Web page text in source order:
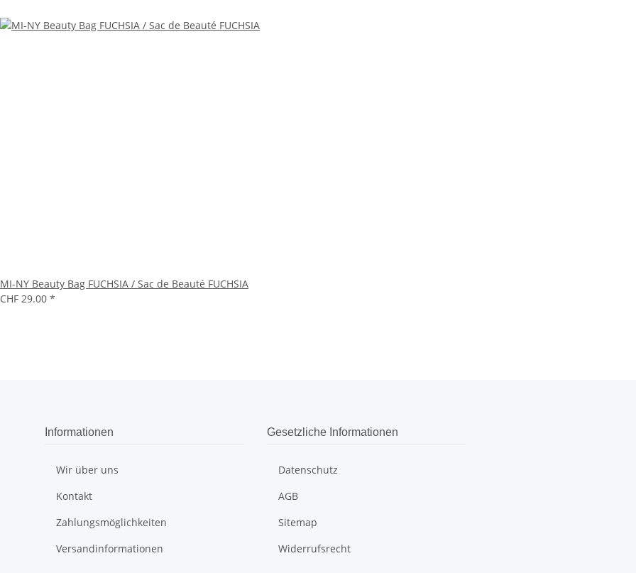
MI-NY Beauty Bag FUCHSIA / Sac de Beauté FUCHSIA
CHF 29.00 *
Informationen
Wir über uns
Kontakt
Zahlungsmöglichkeiten
Versandinformationen
Gesetzliche Informationen
Datenschutz
AGB
Sitemap
Widerrufsrecht